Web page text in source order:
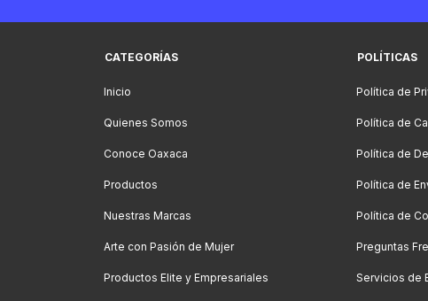
CATEGORÍAS
Inicio
Quienes Somos
Conoce Oaxaca
Productos
Nuestras Marcas
Arte con Pasión de Mujer
Productos Elite y Empresariales
POLÍTICAS
Política de
Política de
Política de
Política de
Política de
Preguntas
Servicios de